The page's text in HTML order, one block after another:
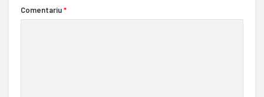
Comentariu*